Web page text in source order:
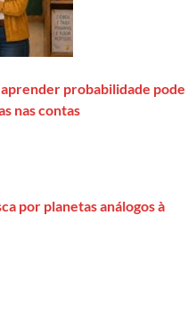
probabilidade pode
nas contas
por planetas análogos à